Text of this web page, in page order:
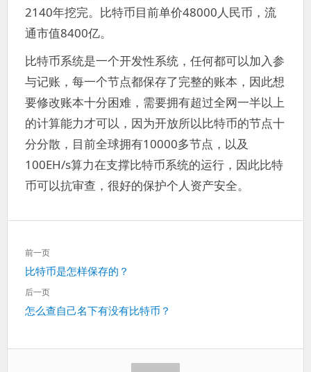
2140年挖完。比特币目前单价48000人民币，流
通市值8400亿。
比特币系统是一个开发性系统，任何都可以加入参
与记账，每一个节点都保存了完整的账本，因此想
要修改账本十分困难，需要拥有超过全网一半以上
的计算能力才可以，因为开放所以比特币的节点十
分分散，目前全球拥有10000多节点，以及
100EH/s算力在支撑比特币系统的运行，因此比特
币可以抗审查，很好的保护个人资产安全。
文
章
导
航
前一页
上
一
比特币是怎样保存的？
后一页
下
怎么查自己名下有没有比特币？